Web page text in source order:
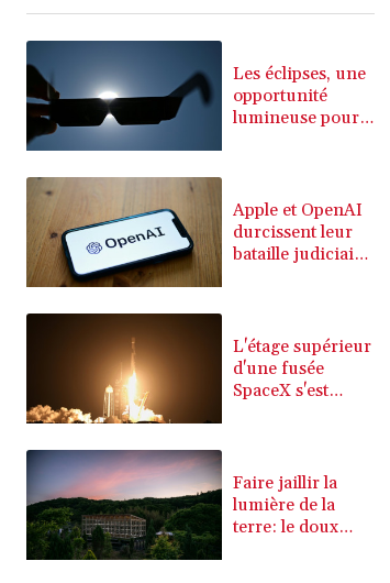
BIOTK
1.64% 4392.86 €
Les éclipses, une
opportunité
lumineuse pour
Apple et OpenAI
durcissent leur
bataille judiciaire
ChatGPT
L'étage supérieur
d'une fusée
SpaceX s'est
Faire jaillir la
lumière de la
terre: le doux